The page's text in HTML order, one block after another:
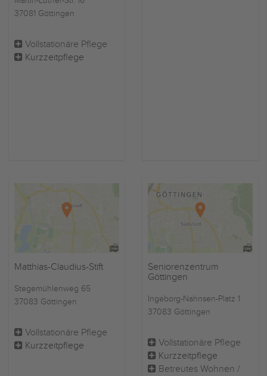
37081 Göttingen
Vollstationäre Pflege
Kurzzeitpflege
Matthias-Claudius-Stift
Stegemühlenweg 65
37083 Göttingen
Vollstationäre Pflege
Kurzzeitpflege
Seniorenzentrum
Göttingen
Ingeborg-Nahnsen-Platz 1
37083 Göttingen
Vollstationäre Pflege
Kurzzeitpflege
Betreutes Wohnen /